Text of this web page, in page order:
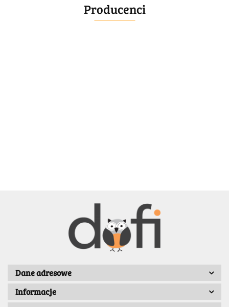
Producenci
BENASSI/GALGI
Dane adresowe
Informacje